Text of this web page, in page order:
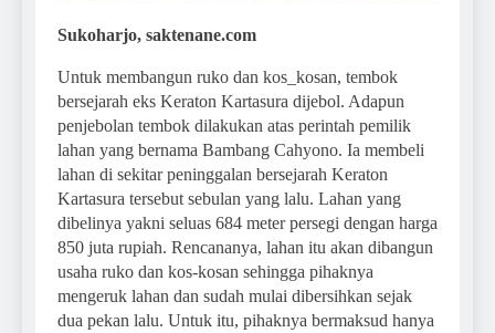
Sukoharjo, saktenane.com
Untuk membangun ruko dan kos_kosan, tembok
bersejarah eks Keraton Kartasura dijebol. Adapun
penjebolan tembok dilakukan atas perintah pemilik
lahan yang bernama Bambang Cahyono. Ia membeli
lahan di sekitar peninggalan bersejarah Keraton
Kartasura tersebut sebulan yang lalu. Lahan yang
dibelinya yakni seluas 684 meter persegi dengan harga
850 juta rupiah. Rencananya, lahan itu akan dibangun
usaha ruko dan kos-kosan sehingga pihaknya
mengeruk lahan dan sudah mulai dibersihkan sejak
dua pekan lalu. Untuk itu, pihaknya bermaksud hanya